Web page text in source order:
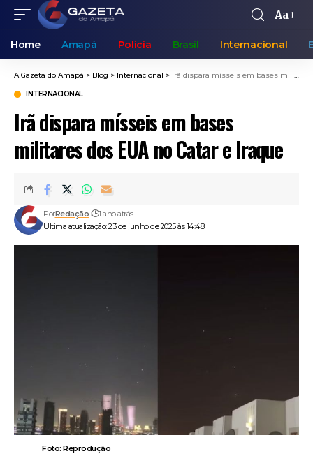
Aa
Home Amapá Polícia Brasil Internacional
A Gazeta do Amapá > Blog > Internacional > Irã dispara mísseis em bases militares dos EUA no Catar e Iraque
INTERNACIONAL
Irã dispara mísseis em bases
militares dos EUA no Catar e Iraque
Ultima atualização: 23 de junho de 2025 às 14:48
PorRedação 1 ano atrás
Foto: Reprodução